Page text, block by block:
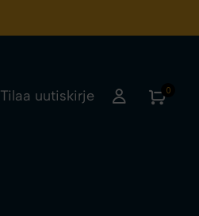
Tilaa uutiskirje 0